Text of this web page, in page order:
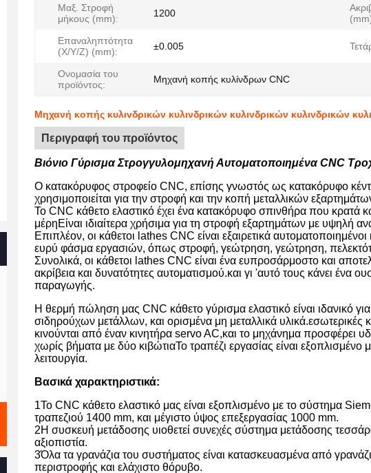
Μαξ. Στροφή
μήκους (mm):
1200
Επαναληπτότητα
(X/Y/Z) (mm):
±0.005
Ονομασία του
προϊόντος:
Μηχανή κοπής κυλίνδρων CNC
Μηχανή κοπής κυλινδρικών κυλινδρικών κυλινδρικών κυλινδρικών
Περιγραφή του προϊόντος
Βιόνιο Γύρισμα Στρογγυλομηχανή Αυτοματοποιημένα CNC
Ο κατακόρυφος στροφείο CNC, επίσης γνωστός ως κατακόρυφο
χρησιμοποιείται για την στροφή και την κοπή μεταλλικών
Το CNC κάθετο ελαστικό έχει ένα κατακόρυφο σπινθήρα που κρατά
μέρηΕίναι ιδιαίτερα χρήσιμα για τη στροφή εξαρτημάτων με υψηλή
Επιπλέον, οι κάθετοι lathes CNC είναι εξαιρετικά
ευρύ φάσμα εργασιών, όπως στροφή, γεώτρηση, γεώτρηση,
Συνολικά, οι κάθετοι lathes CNC είναι ένα ευπροσάρμοστο και
ακρίβεια και δυνατότητες αυτοματισμού.και γι 'αυτό τους κάνει ένα
παραγωγής.
Η θερμή πώληση μας CNC κάθετο γύρισμα ελαστικό είναι ιδανικό
σιδηρούχων μετάλλων, και ορισμένα μη μεταλλικά υλικά.εσωτερικές
κινούνται από έναν κινητήρα servo AC,και το μηχάνημα προσφέρει
χωρίς βήματα με δύο κιβώτιαΤο τραπέζι εργασίας είναι εξοπλισμένο
λειτουργία.
Βασικά χαρακτηριστικά:
1Το CNC κάθετο ελαστικό μας είναι εξοπλισμένο με το σύστημα
τραπεζιού 1400 mm, και μέγιστο ύψος επεξεργασίας 1000 mm.
2Η συσκευή μετάδοσης υιοθετεί συνεχές σύστημα μετάδοσης
αξιοπιστία.
3Όλα τα γρανάζια του συστήματος είναι κατασκευασμένα από
περιστροφής και ελάχιστο θόρυβο.